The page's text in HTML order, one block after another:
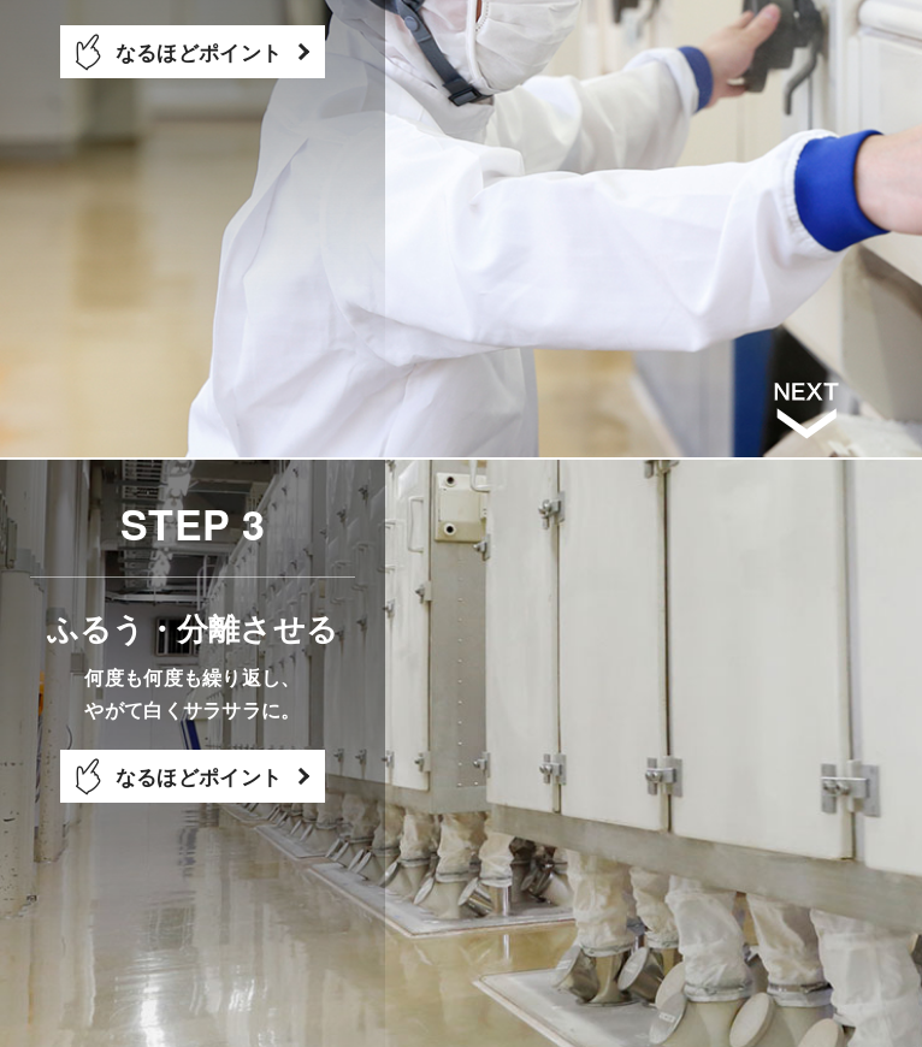
なるほどポイント
STEP 3
ふるう・分離させる
何度も何度も繰り返し、
やがて白くサラサラに。
なるほどポイント